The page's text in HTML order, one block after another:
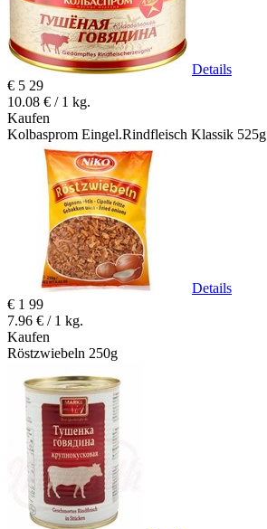
Details
€ 5 29
10.08 € / 1 kg.
Kaufen
Kolbasprom Eingel.Rindfleisch Klassik 525g
Details
€ 1 99
7.96 € / 1 kg.
Kaufen
Röstzwiebeln 250g